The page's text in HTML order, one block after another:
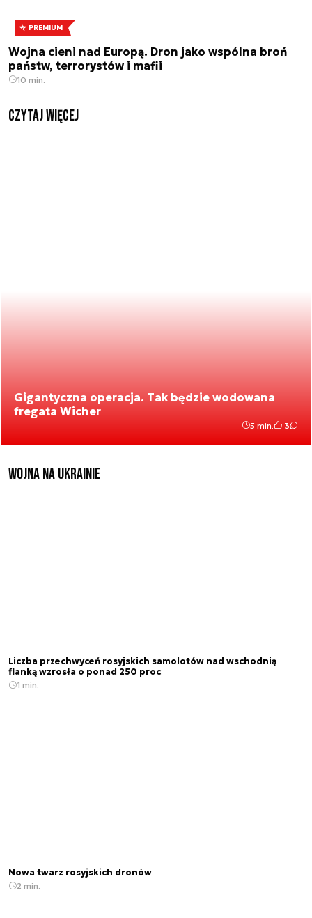
PREMIUM
Wojna cieni nad Europą. Dron jako wspólna broń
państw, terrorystów i mafii
10 min.
czytaj więcej
Gigantyczna operacja. Tak będzie wodowana
fregata Wicher
5 min. 3
Wojna na Ukrainie
Liczba przechwyceń rosyjskich samolotów nad wschodnią
flanką wzrosła o ponad 250 proc
1 min.
Nowa twarz rosyjskich dronów
2 min.